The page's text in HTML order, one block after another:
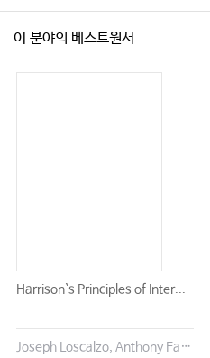
이 분야의 베스트원서
Harrison`s Principles of Inter...
Joseph Loscalzo, Anthony Fauci, Dennis Kasper, Stephen Hauser, Dan Longo, J. Larry Jameson